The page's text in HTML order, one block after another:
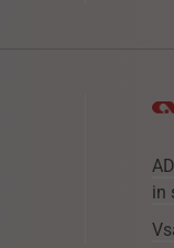
in